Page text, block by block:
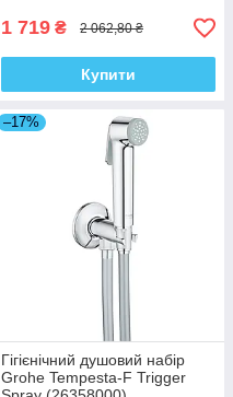
1 719 ₴ 2 062,80 ₴
Купити
–17%
Гігієнічний душовий набір
Grohe Tempesta-F Trigger